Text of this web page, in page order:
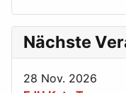
Nächste
28 Nov. 2026